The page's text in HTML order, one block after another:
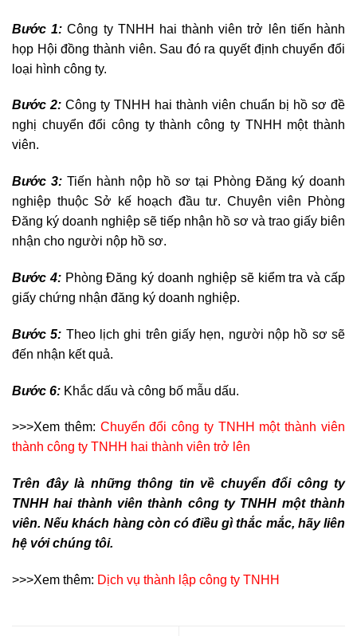
Bước 1: Công ty TNHH hai thành viên trở lên tiến hành
họp Hội đồng thành viên. Sau đó ra quyết định chuyển đổi
loại hình công ty.
Bước 2: Công ty TNHH hai thành viên chuẩn bị hồ sơ đề
nghị chuyển đổi công ty thành công ty TNHH một thành
viên.
Bước 3: Tiến hành nộp hồ sơ tại Phòng Đăng ký doanh
nghiệp thuộc Sở kế hoạch đầu tư. Chuyên viên Phòng
Đăng ký doanh nghiệp sẽ tiếp nhận hồ sơ và trao giấy biên
nhận cho người nộp hồ sơ.
Bước 4:Phòng Đăng ký doanh nghiệp sẽ kiểm tra và cấp
giấy chứng nhận đăng ký doanh nghiệp.
Bước 5: Theo lịch ghi trên giấy hẹn, người nộp hồ sơ sẽ
đến nhận kết quả.
Bước 6: Khắc dấu và công bố mẫu dấu.
>>>Xem thêm: Chuyển đổi công ty TNHH một thành viên
thành công ty TNHH hai thành viên trở lên
Trên đây là những thông tin về chuyển đổi công ty
TNHH hai thành viên thành công ty TNHH một thành
viên. Nếu khách hàng còn có điều gì thắc mắc, hãy liên
hệ với chúng tôi.
>>>Xem thêm: Dịch vụ thành lập công ty TNHH